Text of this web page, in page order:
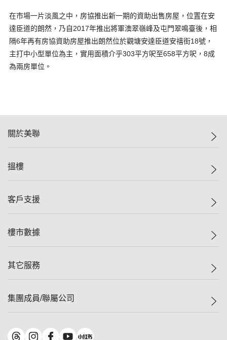
在市場一片淡風之中，房協推出新一期的資助出售房屋，位置在安
達臣道的朗然，乃自2017年推出將軍澳翠嶺峰及屯門翠鳴臺後，相
隔6年再有房協資助房屋推出朗然位於觀塘安達臣道安禧街18號，
主打中小型單位為主，實用面積介乎303平方呎至658平方呎，8成
為兩房單位。
關於美聯
美聯集團
人才招募
搵樓
一手新盤
減價
美聯豪宅
獨家樓盤
租盤
客戶支援
自助放盤
查詢熱線
按揭計算機
負擔能力計算機
轉按計算機
樓市數據
樓價指數
歷史成交
屋苑成交排行榜
其它服務
屋苑專頁
美聯精英會
集團成員/聯屬公司
美聯物業